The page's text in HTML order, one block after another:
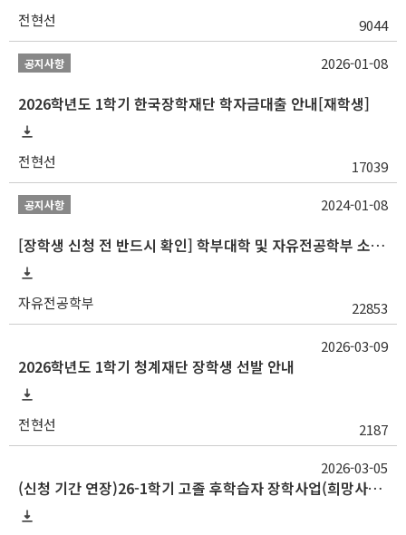
전현선 9044
공지사항
2026학년도 1학기 한국장학재단 학자금대출 안내[재학생]
전현선 17039
2026-01-08
공지사항
[장학생 신청 전 반드시 확인] 학부대학 및 자유전공학부 소속 학생 장학 통합 공지사항
자유전공학부 22853
2024-01-08
2026학년도 1학기 청계재단 장학생 선발 안내
전현선 2187
2026-03-09
(신청 기간 연장)26-1학기 고졸 후학습자 장학사업(희망사다리Ⅱ) 신규 장학생 선발 안내
2026-03-05